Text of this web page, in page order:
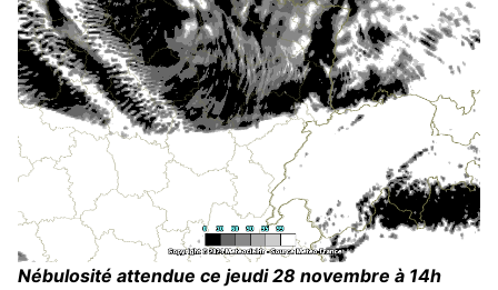
Nébulosité attendue ce jeudi 28 novembre à 14h